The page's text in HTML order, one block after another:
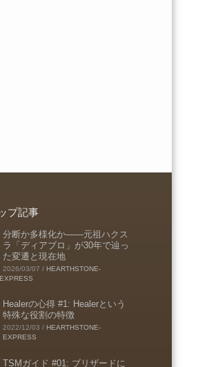
プ記事
分断か多様化か――元祖ハクス
ラ「ディアブロ」が30年で辿っ
た変遷と現在地
2026/03/07 / HEARTHSTONE-
EXPRESS
Healerの心得 #1: Healerという
特殊な役割の特徴
2022/12/03 / HEARTHSTONE-
EXPRESS
TSMガイド #01: ブリザードに